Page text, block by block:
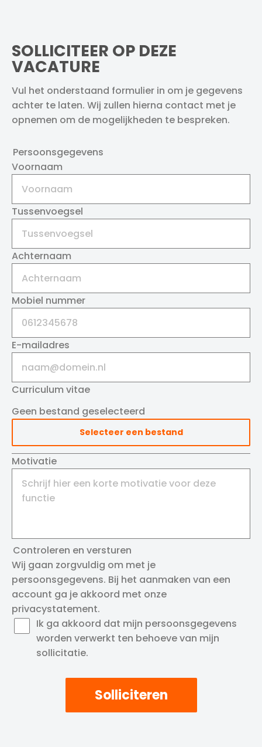
SOLLICITEER OP DEZE
VACATURE
Vul het onderstaand formulier in om je gegevens
achter te laten. Wij zullen hierna contact met je
opnemen om de mogelijkheden te bespreken.
Persoonsgegevens
Voornaam
Tussenvoegsel
Achternaam
Mobiel nummer
E-mailadres
Curriculum vitae
Geen bestand geselecteerd
Selecteer een bestand
Motivatie
Controleren en versturen
Wij gaan zorgvuldig om met je
persoonsgegevens. Bij het aanmaken van een
account ga je akkoord met onze
privacystatement.
Ik ga akkoord dat mijn persoonsgegevens
worden verwerkt ten behoeve van mijn
sollicitatie.
Solliciteren